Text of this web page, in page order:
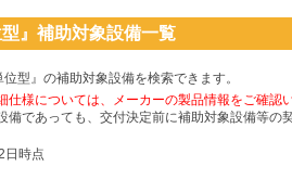
』補助対象設備一覧
位型』の補助対象設備を検索できます。
仕様については、メーカーの製品情報をご確認
備であっても、交付決定前に補助対象設備等の
日時点